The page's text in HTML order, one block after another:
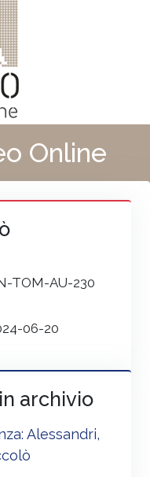
Online
TOM-AU-230
06-20
archivio
Alessandri,